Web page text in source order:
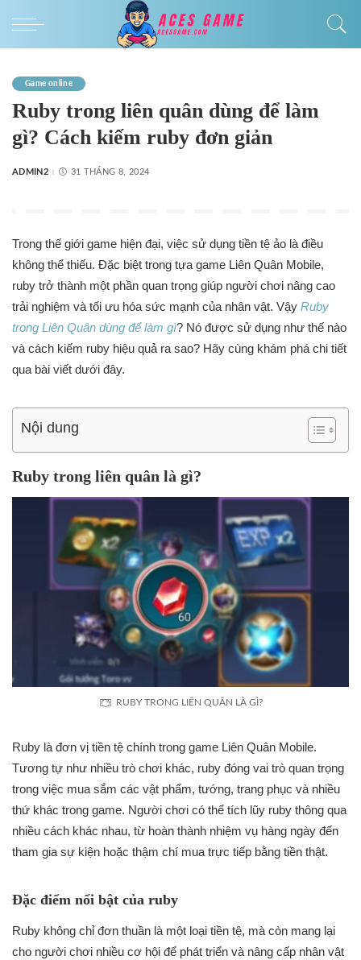
Game online
Ruby trong liên quân dùng để làm
gì? Cách kiếm ruby đơn giản
ADMIN2 31 THÁNG 8, 2024
Trong thế giới game hiện đại, việc sử dụng tiền tệ ảo là điều
không thể thiếu. Đặc biệt trong tựa game Liên Quân Mobile,
ruby trở thành một phần quan trọng giúp người chơi nâng cao
trải nghiệm và tối ưu hóa sức mạnh của nhân vật. Vậy Ruby
trong Liên Quân dùng để làm gì? Nó được sử dụng như thế nào
và cách kiếm ruby hiệu quả ra sao? Hãy cùng khám phá chi tiết
qua bài viết dưới đây.
Nội dung
Ruby trong liên quân là gì?
RUBY TRONG LIÊN QUÂN LÀ GÌ?
Ruby là đơn vị tiền tệ chính trong game Liên Quân Mobile.
Tương tự như nhiều trò chơi khác, ruby đóng vai trò quan trọng
trong việc mua sắm các vật phẩm, tướng, trang phục và nhiều
thứ khác trong game. Người chơi có thể tích lũy ruby thông qua
nhiều cách khác nhau, từ hoàn thành nhiệm vụ hàng ngày đến
tham gia sự kiện hoặc thậm chí mua trực tiếp bằng tiền thật.
Đặc điểm nổi bật của ruby
Ruby không chỉ đơn thuần là một loại tiền tệ, mà còn mang lại
cho người chơi nhiều cơ hội để phát triển và nâng cấp nhân vật